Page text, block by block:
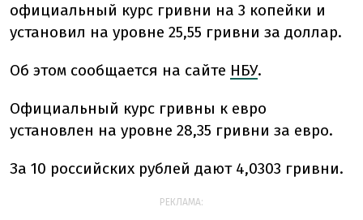
официальный курс гривни на 3 копейки и
установил на уровне 25,55 гривни за доллар.
Об этом сообщается на сайте НБУ.
Официальный курс гривны к евро
установлен на уровне 28,35 гривни за евро.
За 10 российских рублей дают 4,0303 гривни.
РЕКЛАМА: